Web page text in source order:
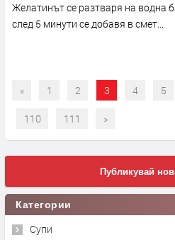
Желатинът се разтваря на водна
след 5 минути се добавя в смет...
« 1 2 3 4 5
110 111 »
Публикувай
Категории
Супи